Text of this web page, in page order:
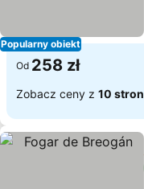
Popularny obiekt
Od 258 zł
Zobacz ceny z 10 stron